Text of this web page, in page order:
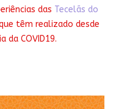
das Tecelãs do
têm realizado desde
da COVID19.